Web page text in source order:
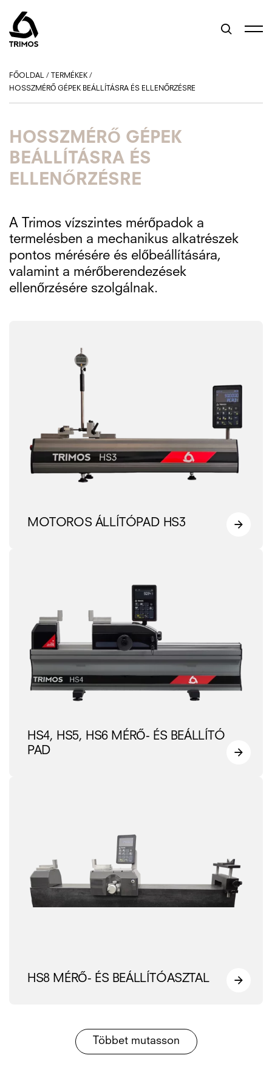
FŐOLDAL / TERMÉKEK /
HOSSZMÉRŐ GÉPEK BEÁLLÍTÁSRA ÉS ELLENŐRZÉSRE
HOSSZMÉRŐ GÉPEK
BEÁLLÍTÁSRA ÉS
ELLENŐRZÉSRE
A Trimos vízszintes mérőpadok a
termelésben a mechanikus alkatrészek
pontos mérésére és előbeállítására,
valamint a mérőberendezések
ellenőrzésére szolgálnak.
MOTOROS ÁLLÍTÓPAD HS3
HS4, HS5, HS6 MÉRŐ- ÉS BEÁLLÍTÓ
PAD
HS8 MÉRŐ- ÉS BEÁLLÍTÓASZTAL
Többet mutasson